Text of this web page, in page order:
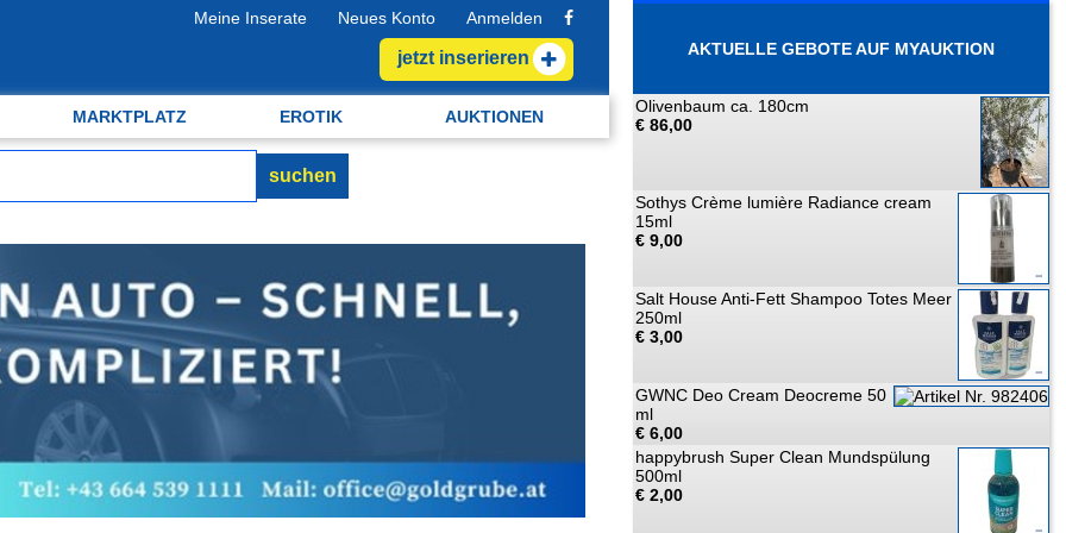
Meine Inserate Neues Konto Anmelden
jetzt inserieren
MARKTPLATZ EROTIK AUKTIONEN
suchen
AKTUELLE GEBOTE AUF MYAUKTION
Olivenbaum ca. 180cm
€ 86,00
Sothys Crème lumière Radiance cream
15ml
€ 9,00
Salt House Anti-Fett Shampoo Totes Meer
250ml
€ 3,00
GWNC Deo Cream Deocreme 50
ml
€ 6,00
happybrush Super Clean Mundspülung
500ml
€ 2,00